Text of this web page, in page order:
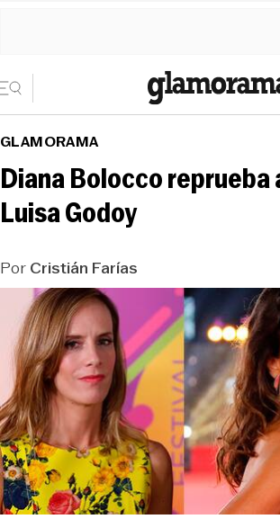
GLAMORAMA
Diana Bolocco reprueba
Luisa Godoy
PorCristián Farías